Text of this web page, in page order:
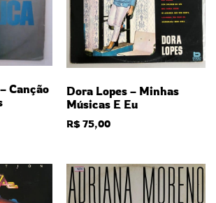
Canção
Dora Lopes – Minhas
Músicas E Eu
R$75,00